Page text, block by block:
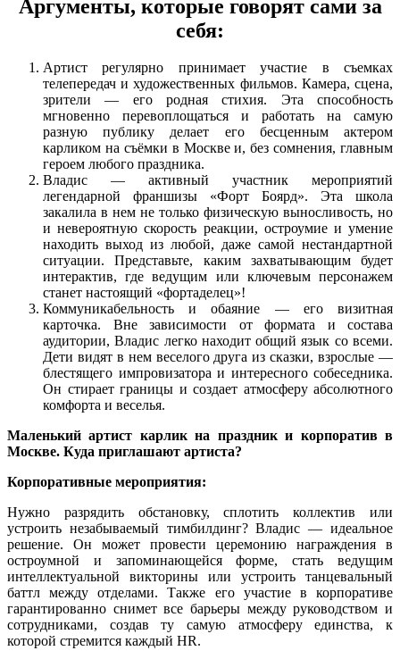
Аргументы, которые говорят сами за
себя:
Артист регулярно принимает участие в съемках
телепередач и художественных фильмов. Камера, сцена,
зрители — его родная стихия. Эта способность
мгновенно перевоплощаться и работать на самую
разную публику делает его бесценным актером
карликом на съёмки в Москве и, без сомнения, главным
героем любого праздника.
Владис — активный участник мероприятий
легендарной франшизы «Форт Боярд». Эта школа
закалила в нем не только физическую выносливость, но
и невероятную скорость реакции, остроумие и умение
находить выход из любой, даже самой нестандартной
ситуации. Представьте, каким захватывающим будет
интерактив, где ведущим или ключевым персонажем
станет настоящий «фортаделец»!
Коммуникабельность и обаяние — его визитная
карточка. Вне зависимости от формата и состава
аудитории, Владис легко находит общий язык со всеми.
Дети видят в нем веселого друга из сказки, взрослые —
блестящего импровизатора и интересного собеседника.
Он стирает границы и создает атмосферу абсолютного
комфорта и веселья.
Маленький артист карлик на праздник и корпоратив в
Москве. Куда приглашают артиста?
Корпоративные мероприятия:
Нужно разрядить обстановку, сплотить коллектив или
устроить незабываемый тимбилдинг? Владис — идеальное
решение. Он может провести церемонию награждения в
остроумной и запоминающейся форме, стать ведущим
интеллектуальной викторины или устроить танцевальный
баттл между отделами. Также его участие в корпоративе
гарантированно снимет все барьеры между руководством и
сотрудниками, создав ту самую атмосферу единства, к
которой стремится каждый HR.